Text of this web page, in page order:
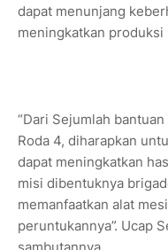
dapat menunjang
meningkatkan
“Dari Sejumlah
Roda 4, diharapkan
dapat meningkatkan
misi dibentuknya
memanfaatkan alat
peruntukannya”. Ucap